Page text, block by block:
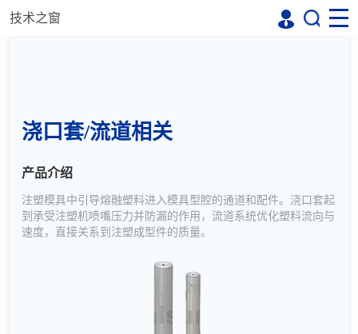
技术之窗
浇口套/流道相关
产品介绍
注塑模具中引导熔融塑料进入模具型腔的通道和配件。浇口套起
到承受注塑机喷嘴压力并防漏的作用，流道系统优化塑料流向与
速度，直接关系到注塑成型件的质量。